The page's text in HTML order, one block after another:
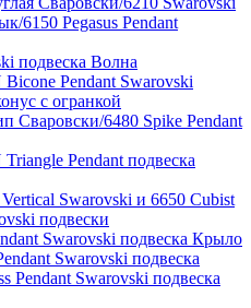
6150 Pegasus Pendant
подвеска Волна
Pendant Swarovski
c огранкой
Сваровски/6480 Spike Pendant
Pendant подвеска
Swarovski и 6650 Cubist
подвески
Swarovski подвеска Крыло
Swarovski подвеска
Pendant Swarovski подвеска